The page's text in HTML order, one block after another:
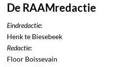
De RAAMredactie
Eindredactie:
Henk te Biesebeek
Redactie:
Floor Boissevain